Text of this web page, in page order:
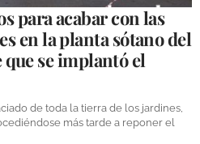
para acabar con las
en la planta sótano del
se implantó el
de toda la tierra de los jardines,
más tarde a reponer el